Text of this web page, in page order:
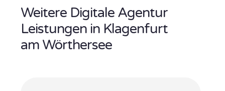
Weitere Digitale Agentur
Leistungen in Klagenfurt
am Wörthersee